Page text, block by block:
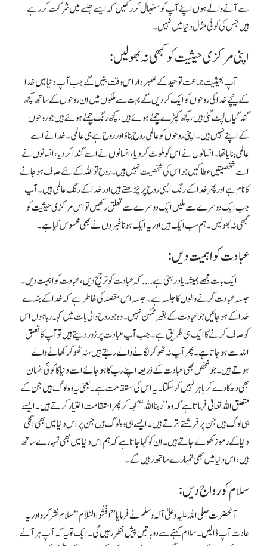
سے آنے والے ہوں اپنے آپ کو سنبھال کر رکھیں کہ ایسے جلسے میں شرکت کر رہے
ہیں جس کی کوئی مثال دنیا میں نہیں ۔
اپنی مرکزی حیثیت کو کبھی نہ بھولیں:
آپ بحیثیت جماعت توحید کے علمبردار اس وقت بنیں گے جب آ پ دنیا میں خدا
کے نیچے خدا کی روحوں کو ایک کر دیں گے بہت سے ملکوں میں ان روحوں کے ساتھ کچھ
گندگیاں لپٹ گئی ہیں، کچھ کپڑے چمٹے ہوئے ہیں ، کچھ رنگ چمٹے ہوئے ہیں جو روحوں
کے اپنے نہیں ہیں۔اپنی روحوں کو عالمی روح بنا ؤ اور روح ہے ہی عالمی۔ خدا نے اسے
عالمی بنایا تھا ۔ انسانوں نے اس کو ملوث کر دیا، انسانوں نے اسے گندا کردیا ، انسانوں نے
اسے شخصیتیں عطا کیں جو اس کی شخصیت نہیں ہیں۔ روح تو اللہ کے لئے صاف ہو جانے
کا نام ہے اور پھر خدا کے رنگ ایسی روح پر چڑھتے ہیں اور خدا کے رنگ عالمی ہیں۔ آپ
جب ایک دوسرے سے ملیں ایک دوسرے سے تعلق رکھیں تو اس مرکزی حیثیت کو
کبھی نہ بھولیں۔ ہم سب ایک ہیں اور یہ ایک ہونا غیروں نے بھی محسوس کیا ہے ۔
عبادت کو اہمیت دیں:
ایک بات مجھے ہمیشہ یاد رہتی ہے….. کہ عبادت کو ترجیح دیں، عبادت کو اہمیت دیں۔
جلسہ عبادت کرنے والوں کا جلسہ ہے ۔ جلسہ اس مقصد کی خاطر ہے کہ خدا کے بندے
خدا کے ہو جائیں جو عبادت کے بغیر ممکن نہیں۔ وہ جو روح والی بات میں کہہ رہا ہوں اس
کو صاف کرنے کا ایک ہی طریق ہے۔ جب آپ عبادت پر زور دیتے ہیں تو آپ کا تعلق
اللہ سے ہو جاتا ہے۔ پھر آپ نہ ٹھوکر لگانے والے رہتے ہیں، نہ ٹھوکر کھانے والے
ہوتے ہیں۔ جو شخص بھی عبادت کے ذریعہ اپنے رب کا ہو جائے اسے دنیا کا کوئی انسان
بھی دھکا دے کر باہر نہیں کر سکتا۔ یہ اس کی استقامت ہے ۔یعنی یہ وہ لوگ ہیں جن کے
متعلق اللہ تعالیٰ فرماتاہے کہ وہ ’’ربنااللہ‘‘ کہہ کر پھر استقامت اختیار کرتے ہیں ۔ ایسے
ہی لوگ ہیں جن پر فرشتے اترتے ہیں۔ ایسے ہی و ہ لوگ ہیں جن پر اس دنیا میں بھی اگلی
دنیا کے رموز کھولے جاتے ہیں۔ ا ن کوکہا جاتا ہے کہ ہم اس دنیا میں بھی تمہارے ساتھ
ہیں ، اس دنیا میں بھی تمہارے ساتھ رہیں گے۔
سلام کو رواج دیں:
آنحضرت صلی اللہ علیہ وعلیٰ آلہ وسلم نے فرمایا ’’ اَفْشُواالسَّلاَم‘‘ سلام نشر کرو اور یہ
عادت آپ ڈالیں ۔ سلام کہنے سے دو باتیں پیش نظر رہیں گی۔ ایک تو یہ کہ آ پ ہر آنے